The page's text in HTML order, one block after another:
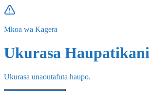
Mkoa wa Kagera
Ukurasa Haupatikani
Ukurasa unaoutafuta haupo.